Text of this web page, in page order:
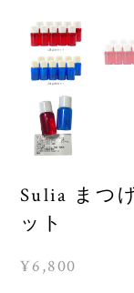
Sulia まつ
ット
¥6,800